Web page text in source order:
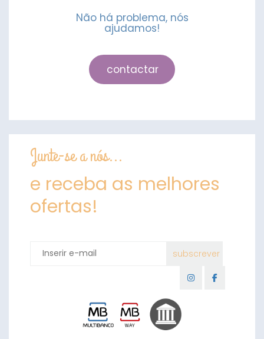
Não há problema, nós
ajudamos!
contactar
Junte-se a nós...
e receba as melhores
ofertas!